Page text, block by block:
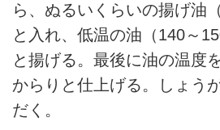
ら、ぬるいくらいの揚げ油
と入れ、低温の油（140～
と揚げる。最後に油の温度
からりと仕上げる。しょう
だく。